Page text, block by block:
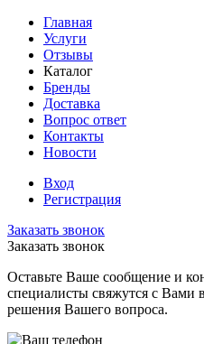
Главная
Услуги
Отзывы
Каталог
Бренды
Доставка
Вопрос ответ
Контакты
Новости
Вход
Регистрация
Заказать звонок
Заказать звонок
Оставьте Ваше сообщение и
специалисты свяжутся с Вами
решения Вашего вопроса.